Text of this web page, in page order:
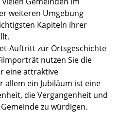
weiteren Umgebung
Kapiteln ihrer
Auftritt zur Ortsgeschichte
nutzen Sie die
eine attraktive
allem ein Jubiläum ist eine
die Vergangenheit und
zu würdigen.